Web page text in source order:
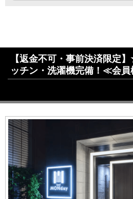
【返金不可・事前決済限定
ッチン・洗濯機完備！≪会